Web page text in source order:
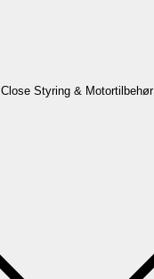
Close Styring & Motortilbehør